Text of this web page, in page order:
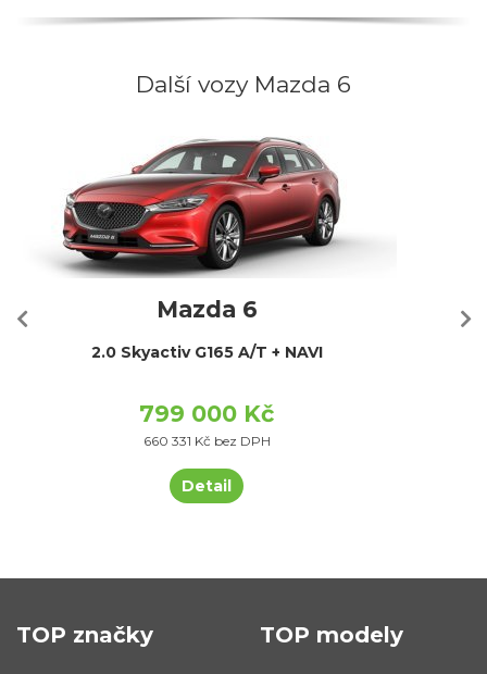
Další vozy Mazda 6
Mazda 6
2.0 Skyactiv G165 A/T + NAVI
799 000 Kč
660 331 Kč bez DPH
Detail
TOP značky TOP modely